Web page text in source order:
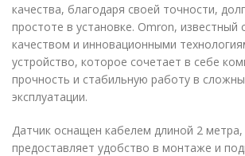
качества, благодаря своей точности,
простоте в установке. Omron, известный
качеством и инновационными
устройство, которое сочетает в себе
прочность и стабильную работу в
эксплуатации.
Датчик оснащен кабелем длиной 2 метра,
предоставляет удобство в монтаже и